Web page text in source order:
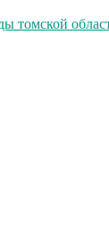
томской